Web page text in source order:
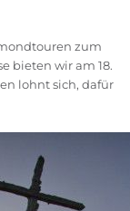
zum
bieten wir am 18.
lohnt sich, dafür